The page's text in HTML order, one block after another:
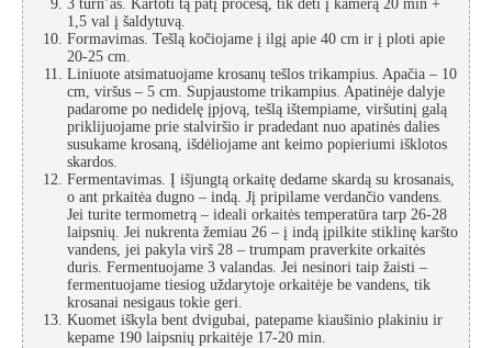
3 turn’as. Kartoti tą patį procesą, tik dėti į kamerą 20 min +
1,5 val į šaldytuvą.
Formavimas. Tešlą kočiojame į ilgį apie 40 cm ir į ploti apie
20-25 cm.
Liniuote atsimatuojame krosanų tešlos trikampius. Apačia – 10
cm, viršus – 5 cm. Supjaustome trikampius. Apatinėje dalyje
padarome po nedidelę įpjovą, tešlą ištempiame, viršutinį galą
priklijuojame prie stalviršio ir pradedant nuo apatinės dalies
susukame krosaną, išdėliojame ant keimo popieriumi išklotos
skardos.
Fermentavimas. Į išjungtą orkaitę dedame skardą su krosanais,
o ant prkaitėa dugno – indą. Jį pripilame verdančio vandens.
Jei turite termometrą – ideali orkaitės temperatūra tarp 26-28
laipsnių. Jei nukrenta žemiau 26 – į indą įpilkite stiklinę karšto
vandens, jei pakyla virš 28 – trumpam praverkite orkaitės
duris. Fermentuojame 3 valandas. Jei nesinori taip žaisti –
fermentuojame tiesiog uždarytoje orkaitėje be vandens, tik
krosanai nesigaus tokie geri.
Kuomet iškyla bent dvigubai, patepame kiaušinio plakiniu ir
kepame 190 laipsnių prkaitėje 17-20 min.